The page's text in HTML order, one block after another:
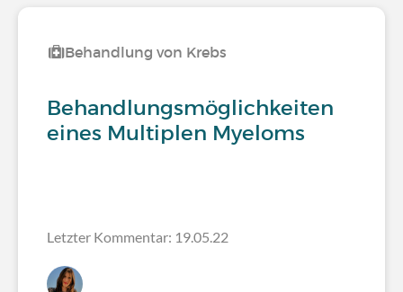
Behandlung von Krebs
Behandlungsmöglichkeiten
eines Multiplen Myeloms
Letzter Kommentar: 19.05.22